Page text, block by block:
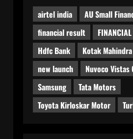
airtel india
AU Small
financial result
FINANCIAL
Hdfc Bank
Kotak
new launch
Nuvoco
Samsung
Tata Motors
Toyota Kirloskar Motor